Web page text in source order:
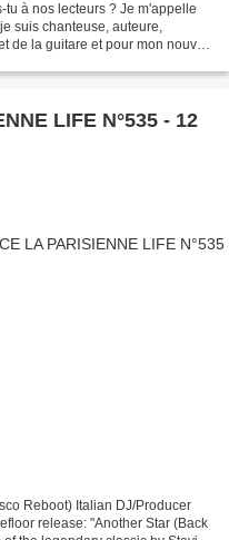
à nos lecteurs ? Je m'appelle
suis chanteuse, auteure,
de la guitare et pour mon nouvel
LIFE N°535 - 12
Reboot) Italian DJ/Producer
release: "Another Star (Back